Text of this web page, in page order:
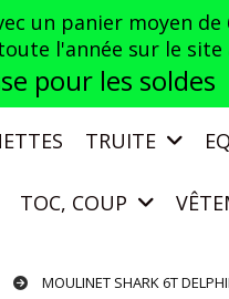
un panier moyen de
l'année sur le
pour les soldes
TRUITE
TOC, COUP
MOULINET SHARK 6T